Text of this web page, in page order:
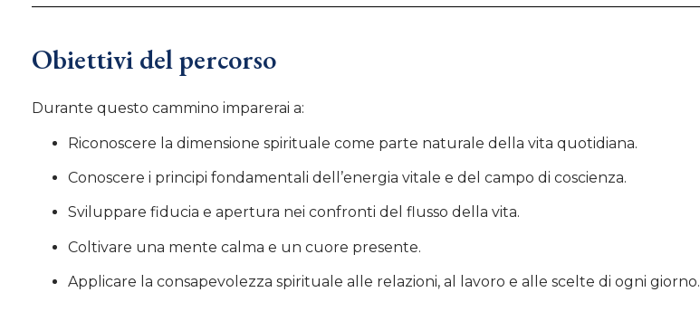
Obiettivi del percorso
Durante questo cammino imparerai a:
Riconoscere la dimensione spirituale come parte naturale della vita quotidiana.
Conoscere i principi fondamentali dell’energia vitale e del campo di coscienza.
Sviluppare fiducia e apertura nei confronti del flusso della vita.
Coltivare una mente calma e un cuore presente.
Applicare la consapevolezza spirituale alle relazioni, al lavoro e alle scelte di ogni giorno.